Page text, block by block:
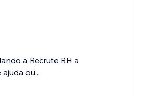
a Recrute RH a
ou...